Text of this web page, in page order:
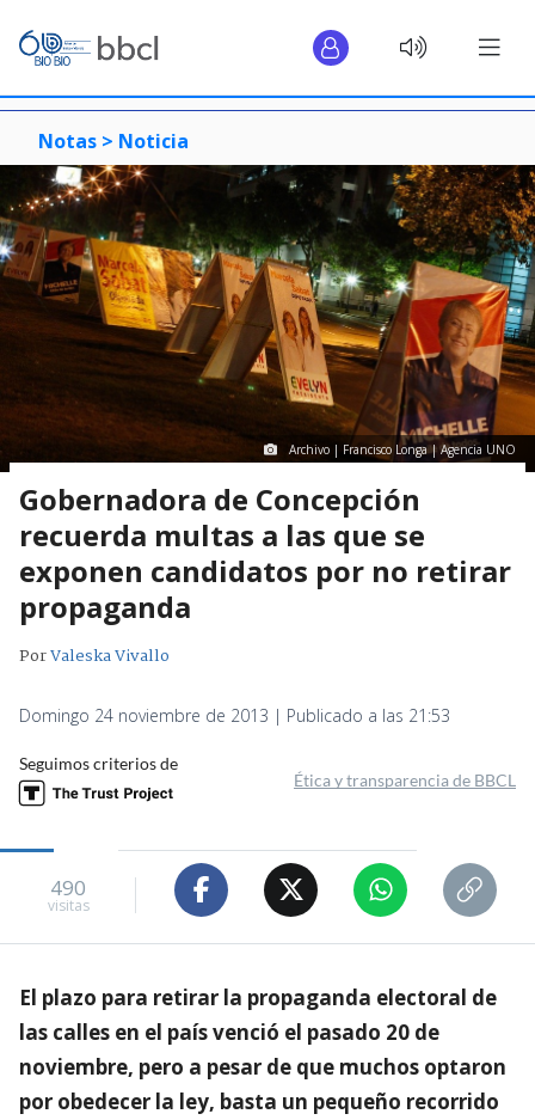
Notas > Noticia
Archivo | Francisco Longa | Agencia UNO
Gobernadora de Concepción
recuerda multas a las que se
exponen candidatos por no retirar
propaganda
PorValeska Vivallo
Domingo 24 noviembre de 2013 | Publicado a las 21:53
Seguimos criterios de
Ética y transparencia de BBCL
490
visitas
El plazo para retirar la propaganda electoral de
las calles en el país venció el pasado 20 de
noviembre, pero a pesar de que muchos optaron
por obedecer la ley, basta un pequeño recorrido